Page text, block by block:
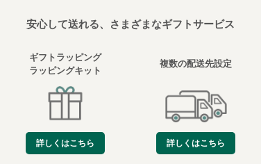
安心して送れる、さまざまなギフトサービス
ギフトラッピング
ラッピングキット
詳しくはこちら
複数の配送先設定
詳しくはこちら